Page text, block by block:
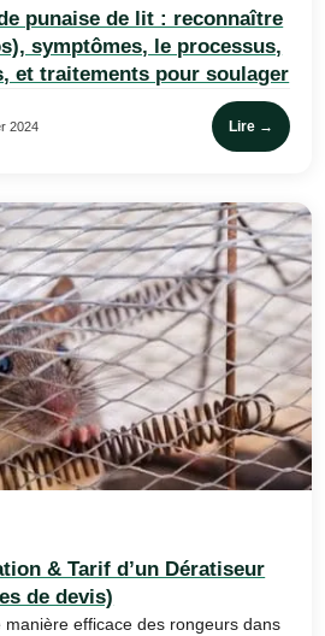
punaise de lit : reconnaître
symptômes, le processus,
et traitements pour soulager
2024 Lire →
& Tarif d’un Dératiseur
de devis)
efficace des rongeurs dans